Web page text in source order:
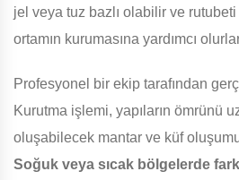
jel veya tuz bazlı olabilir ve
ortamın kurumasına yardımcı
Profesyonel bir ekip tarafından
Kurutma işlemi, yapıların ömrünü
oluşabilecek mantar ve küf
Soğuk veya sıcak bölgelerde